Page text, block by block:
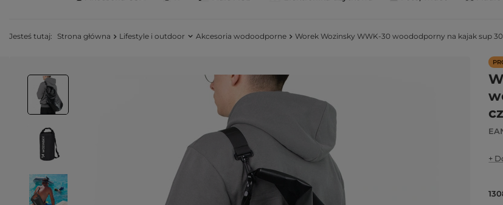
Jesteś tutaj: Strona główna Lifestyle i outdoor Akcesoria wodoodporne Worek Wozinsky WWK-30 woododporny na kajak sup
+